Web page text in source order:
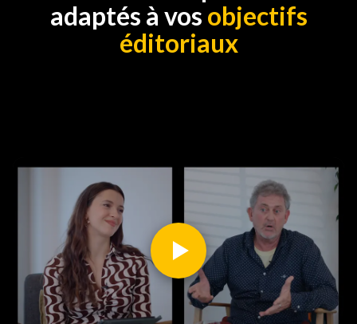
adaptés à vos objectifs
éditoriaux